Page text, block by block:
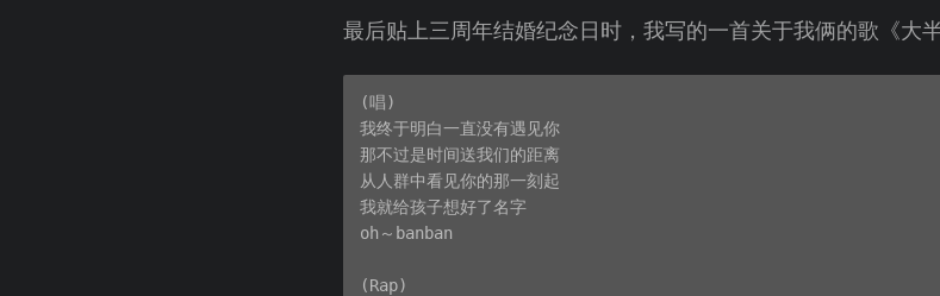
最后贴上三周年结婚纪念日时，我写的一首关于我俩的歌《大半
(唱)
我终于明白一直没有遇见你
那不过是时间送我们的距离
从人群中看见你的那一刻起
我就给孩子想好了名字
oh～banban
(Rap)